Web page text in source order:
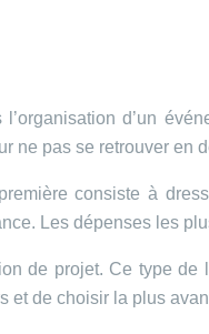
d’un
ne pas se retrouver en
consiste à
Les dépenses les
de projet. Ce type
et de choisir la plus